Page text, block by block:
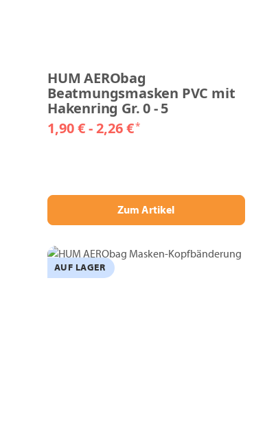
HUM AERObag
Beatmungsmasken PVC mit
Hakenring Gr. 0 - 5
1,90 € -2,26 €*
Zum Artikel
AUF LAGER